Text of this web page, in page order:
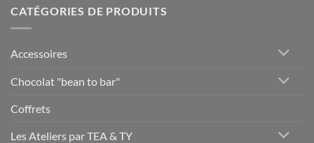
CATÉGORIES DE PRODUITS
Accessoires
Chocolat "bean to bar"
Coffrets
Les Ateliers par TEA & TY